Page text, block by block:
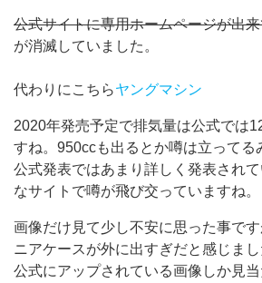
公式サイトに専用ホームページが出
が消滅していました。
代わりにこちらヤングマシン
2020年発売予定で排気量は公式では
すね。950ccも出るとか噂は立ってる
公式発表ではあまり詳しく発表され
なサイトで噂が飛び交っていますね。
画像だけ見て少し不安に思った事で
ニアケースが外に出すぎだと感じまし
公式にアップされている画像しか見